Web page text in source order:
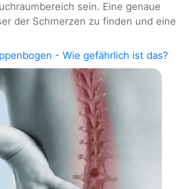
sein. Eine genaue
der Schmerzen zu finden und eine
- Wie gefährlich ist das?